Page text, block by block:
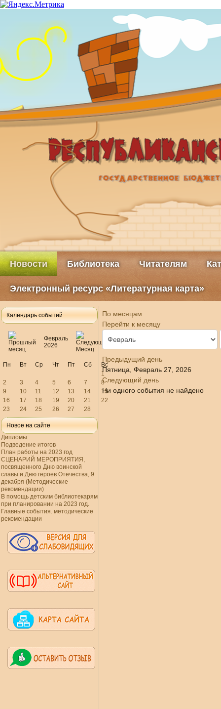
Новости Библиотека Читателям
Электронный ресурс «Литературная карта»
Календарь событий
Февраль
2026
Пн Вт Ср Чт Пт Сб
Вс
1
2
3 4 5 6 7
8
9
10 11 12 13 14
15
16
17 18 19 20 21
22
23
24 25 26 27 28
Новое на сайте
Дипломы
Подведение итогов
План работы на 2023 год
СЦЕНАРИЙ МЕРОПРИЯТИЯ,
посвященного Дню воинской
славы и Дню героев Отечества, 9
декабря (Методические
рекомендации)
В помощь детским библиотекарям
при планировании на 2023 год.
Главные события. методические
рекомендации
По месяцам
Перейти к месяцу
Предыдущий день
Пятница, Февраль 27, 2026
Следующий день
Ни одного события не найдено